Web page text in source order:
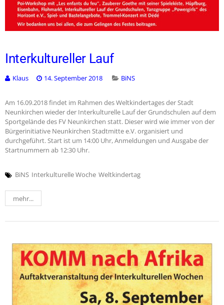
Interkultureller Lauf
Klaus 14. September 2018 BiNS
Am 16.09.2018 findet im Rahmen des Weltkindertages der Stadt
Neunkirchen wieder der Interkulturelle Lauf der Grundschulen auf dem
Sportgelände des FV Neunkirchen statt. Dieser wird wie immer von der
Bürgerinitiative Neunkirchen Stadtmitte e.V. organisiert und
durchgeführt. Start ist um 14:00 Uhr, Anmeldungen und Ausgabe der
Startnummern ab 12:30 Uhr.
BiNS Interkulturelle Woche Weltkindertag
mehr...